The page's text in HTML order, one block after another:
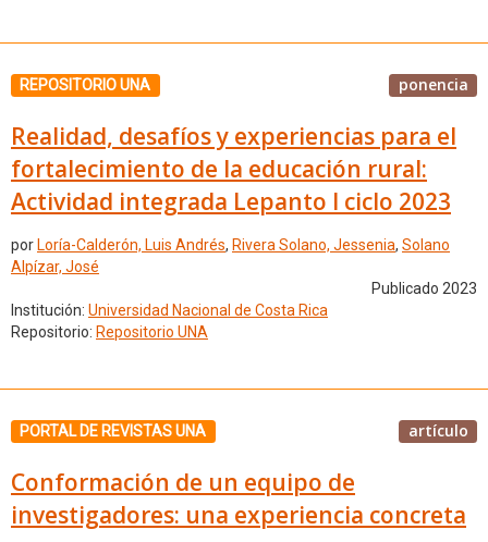
REPOSITORIO UNA ponencia
Realidad, desafíos y experiencias para el
fortalecimiento de la educación rural:
Actividad integrada Lepanto I ciclo 2023
por Loría-Calderón, Luis Andrés, Rivera Solano, Jessenia, Solano
Alpízar, José
Publicado 2023
Institución: Universidad Nacional de Costa Rica
Repositorio: Repositorio UNA
PORTAL DE REVISTAS UNA artículo
Conformación de un equipo de
investigadores: una experiencia concreta